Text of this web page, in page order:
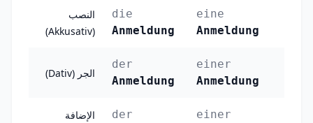
النصب
(Akkusativ)
die
Anmeldung
eine
Anmeldung
الجر (Dativ)
der
Anmeldung
einer
Anmeldung
الإضافة
der
einer